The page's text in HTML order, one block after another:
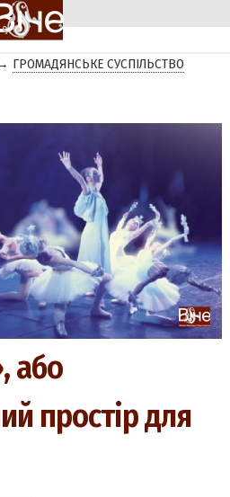
ГРОМАДЯНСЬКЕ СУСПІЛЬСТВО
або
простір для